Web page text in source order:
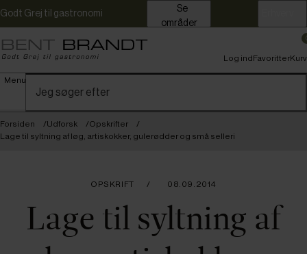
Godt Grej til gastronomi
områder
Menu
Log indFavoritterKurv
Forsiden Udforsk
Opskrifter
Lage til syltning af løg, artiskokker, gulerødder og små selleri
OPSKRIFT 08.09.2014
Lage til syltning af